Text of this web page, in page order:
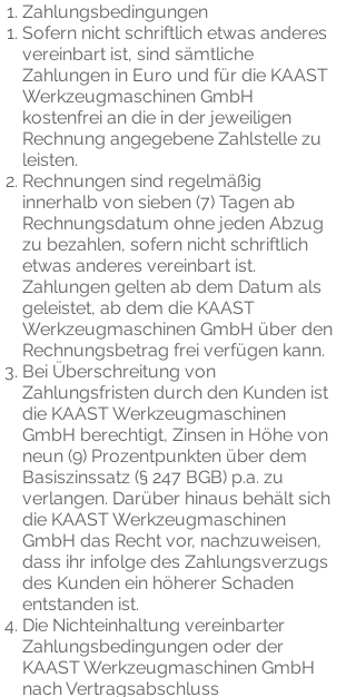
Zahlungsbedingungen
Sofern nicht schriftlich etwas anderes
vereinbart ist, sind sämtliche
Zahlungen in Euro und für die KAAST
Werkzeugmaschinen GmbH
kostenfrei an die in der jeweiligen
Rechnung angegebene Zahlstelle zu
leisten.
Rechnungen sind regelmäßig
innerhalb von sieben (7) Tagen ab
Rechnungsdatum ohne jeden Abzug
zu bezahlen, sofern nicht schriftlich
etwas anderes vereinbart ist.
Zahlungen gelten ab dem Datum als
geleistet, ab dem die KAAST
Werkzeugmaschinen GmbH über den
Rechnungsbetrag frei verfügen kann.
Bei Überschreitung von
Zahlungsfristen durch den Kunden ist
die KAAST Werkzeugmaschinen
GmbH berechtigt, Zinsen in Höhe von
neun (9) Prozentpunkten über dem
Basiszinssatz (§ 247 BGB) p.a. zu
verlangen. Darüber hinaus behält sich
die KAAST Werkzeugmaschinen
GmbH das Recht vor, nachzuweisen,
dass ihr infolge des Zahlungsverzugs
des Kunden ein höherer Schaden
entstanden ist.
Die Nichteinhaltung vereinbarter
Zahlungsbedingungen oder der
KAAST Werkzeugmaschinen GmbH
nach Vertragsabschluss